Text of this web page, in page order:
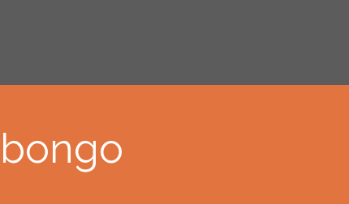
bongo